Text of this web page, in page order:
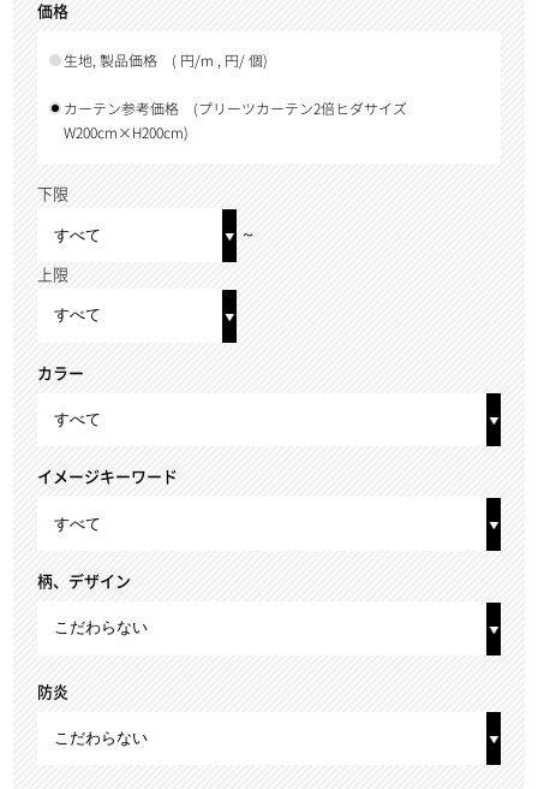
価格
生地, 製品価格 ( 円/m , 円/ 個)
カーテン参考価格
(プリーツカーテン2倍ヒダサイズ
W200cm×H200cm)
下限
～
上限
カラー
イメージキーワード
柄、デザイン
防炎